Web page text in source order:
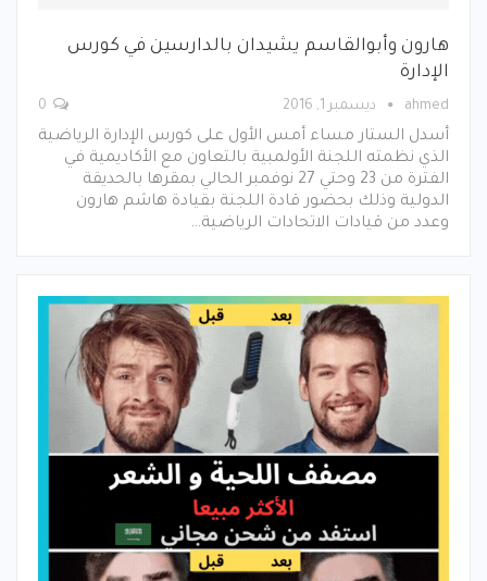
هارون وأبوالقاسم يشيدان بالدارسين في كورس
الإدارة
ahmed ديسمبر 1, 2016
أسدل الستار مساء أمس الأول على كورس الإدارة الرياضية
الذي نظمته اللجنة الأولمبية بالتعاون مع الأكاديمية في
الفترة من 23 وحتي 27 نوفمبر الحالي بمقرها بالحديقة
الدولية وذلك بحضور قادة اللجنة بقيادة هاشم هارون
وعدد من قيادات الاتحادات الرياضية…